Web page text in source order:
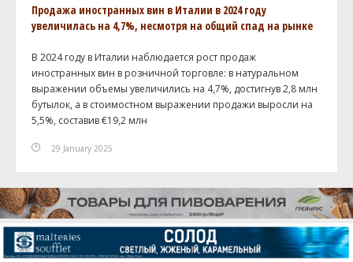
Продажа иностранных вин в Италии в 2024 году
увеличилась на 4,7%, несмотря на общий спад на рынке
В 2024 году в Италии наблюдается рост продаж
иностранных вин в розничной торговле: в натуральном
выражении объемы увеличились на 4,7%, достигнув 2,8 млн
бутылок, а в стоимостном выражении продажи выросли на
5,5%, составив €19,2 млн
29 January 2025